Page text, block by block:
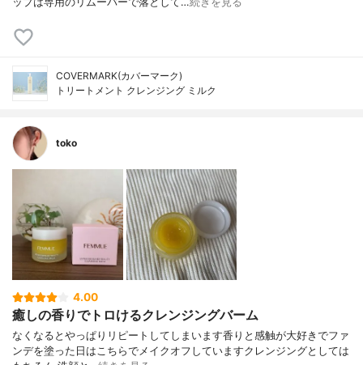
COVERMARK(カバーマーク)
トリートメント クレンジング ミルク
toko
4.00
癒しの香りでトロけるクレンジングバーム
なくなるとやっぱりリピートしてしまいます香りと感触が大好きでファ
ンデを塗った日はこちらでメイクオフしていますクレンジングとしては